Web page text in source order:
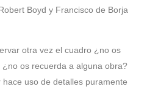
Boyd y Francisco de Borja
otra vez el cuadro ¿no os
¿no os recuerda a alguna obra?
uso de detalles puramente